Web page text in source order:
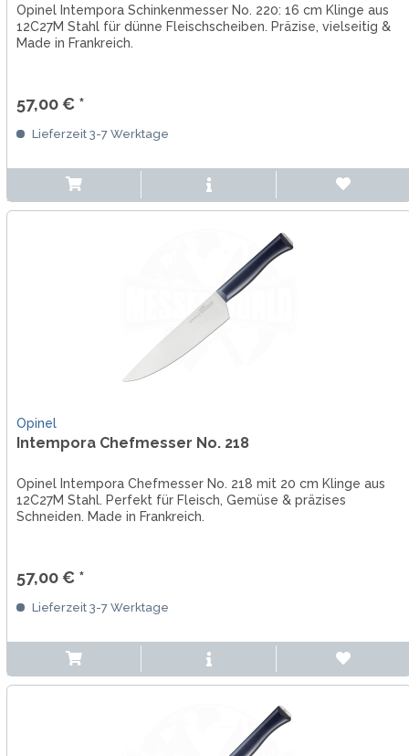
Opinel Intempora Schinkenmesser No. 220: 16 cm Klinge aus
12C27M Stahl für dünne Fleischscheiben. Präzise, vielseitig &
Made in Frankreich.
57,00 € *
Lieferzeit 3-7 Werktage
Opinel
Intempora Chefmesser No. 218
Opinel Intempora Chefmesser No. 218 mit 20 cm Klinge aus
12C27M Stahl. Perfekt für Fleisch, Gemüse & präzises
Schneiden. Made in Frankreich.
57,00 € *
Lieferzeit 3-7 Werktage